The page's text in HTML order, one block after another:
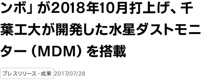
ンボ」が2018年10月打上げ、千
葉工大が開発した水星ダストモニ
ター（MDM）を搭載
プレスリリース・成果 2017/07/28